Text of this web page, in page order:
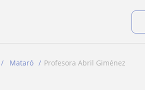
Mataró Profesora Abril Giménez